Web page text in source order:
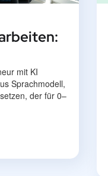
mit KI
Sprachmodell,
der für 0–